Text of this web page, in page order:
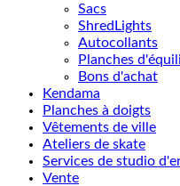
Sacs
ShredLights
Autocollants
Planches
Bons d'achat
Kendama
Planches à doigts
Vêtements de ville
Ateliers de skate
Services de studio
Vente